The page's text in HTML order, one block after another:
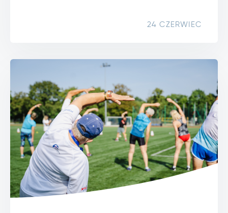
24 CZERWIEC